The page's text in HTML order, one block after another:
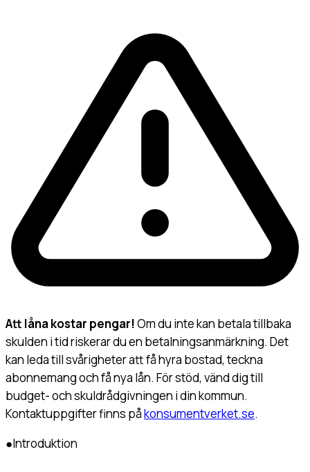
Att låna kostar pengar!Om du inte kan betala tillbaka
skulden i tid riskerar du en betalningsanmärkning. Det
kan leda till svårigheter att få hyra bostad, teckna
abonnemang och få nya lån. För stöd, vänd dig till
budget- och skuldrådgivningen i din kommun.
Kontaktuppgifter finns påkonsumentverket.se.
●Introduktion